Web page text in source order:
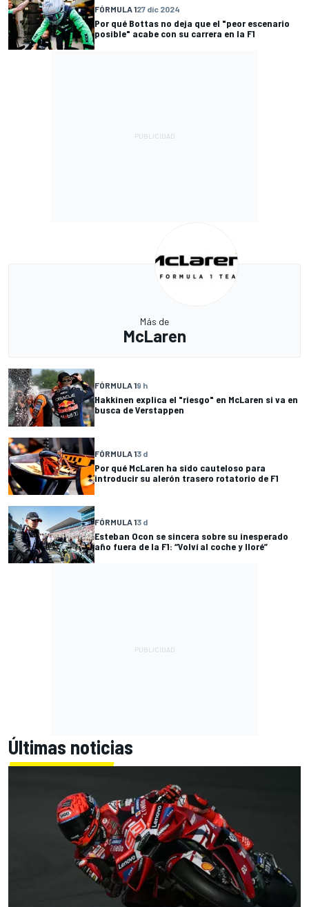
FÓRMULA 127 dic 2024
Por qué Bottas no deja que el "peor escenario
posible" acabe con su carrera en la F1
Más de
McLaren
FÓRMULA 19 h
Hakkinen explica el "riesgo" en McLaren si va en
busca de Verstappen
FÓRMULA 13 d
Por qué McLaren ha sido cauteloso para
introducir su alerón trasero rotatorio de F1
FÓRMULA 13 d
Esteban Ocon se sincera sobre su inesperado
año fuera de la F1: “Volví al coche y lloré”
Últimas noticias